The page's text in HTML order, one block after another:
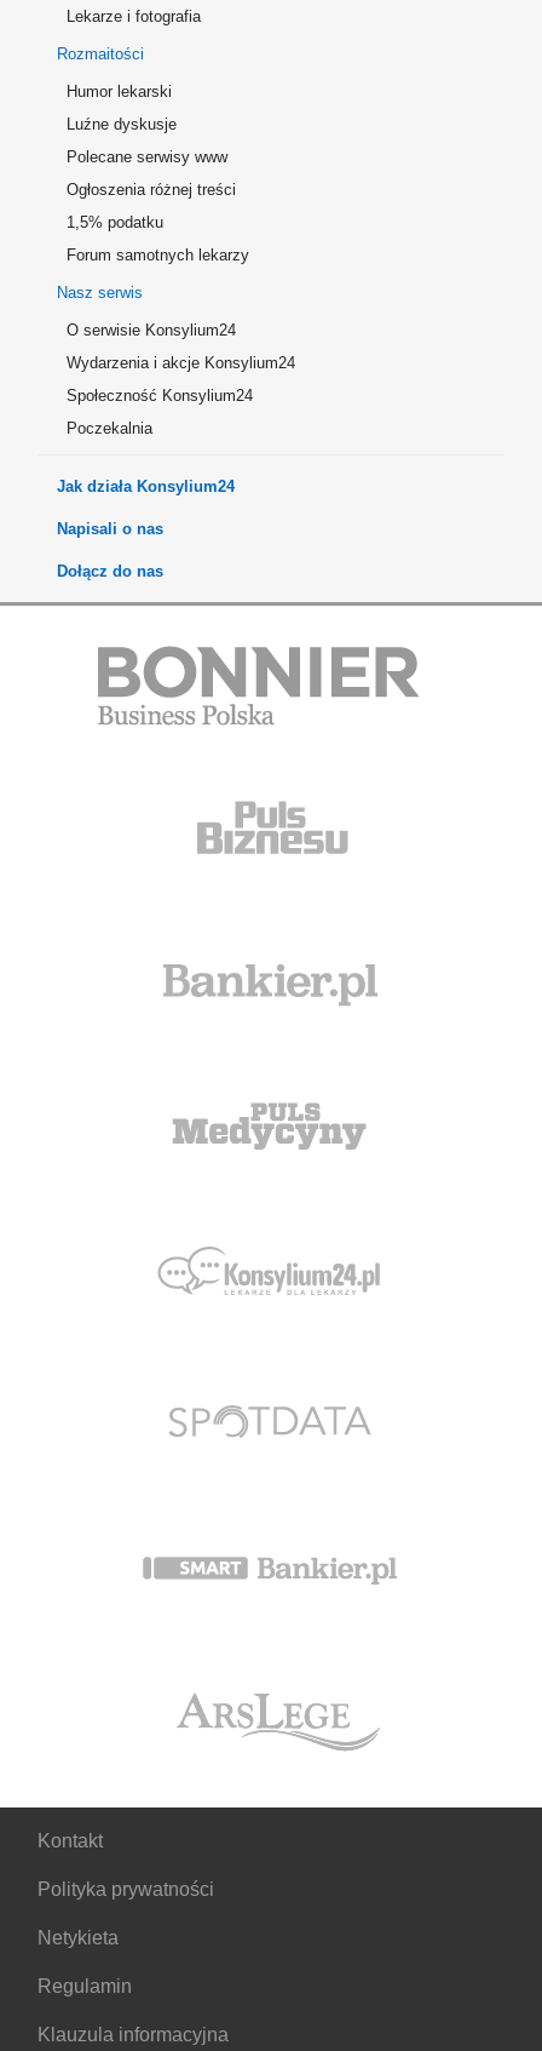
Lekarze i fotografia
Rozmaitości
Humor lekarski
Luźne dyskusje
Polecane serwisy www
Ogłoszenia różnej treści
1,5% podatku
Forum samotnych lekarzy
Nasz serwis
O serwisie Konsylium24
Wydarzenia i akcje Konsylium24
Społeczność Konsylium24
Poczekalnia
Jak działa Konsylium24
Napisali o nas
Dołącz do nas
Kontakt
Polityka prywatności
Netykieta
Regulamin
Klauzula informacyjna